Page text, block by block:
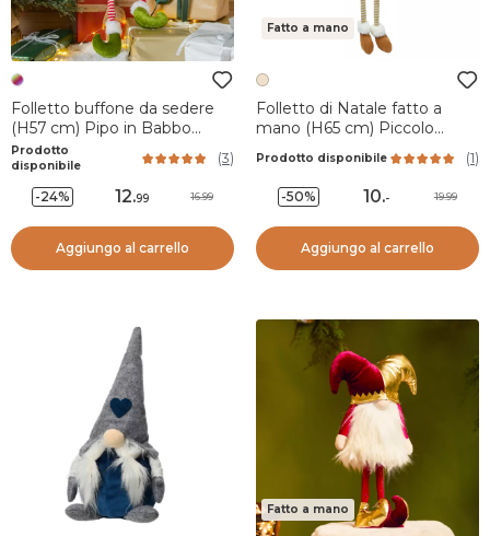
Folletto buffone da sedere
(H57 cm) Pipo in Babbo
Natale
Prodotto
disponibile
(3)
-24% 12.99 16.99
Aggiungo al carrello
Fatto a mano
Folletto di Natale fatto a
mano (H65 cm) Piccolo
Prodotto disponibile (1)
-50% 10.- 19.99
Aggiungo al carrello
Fatto a mano